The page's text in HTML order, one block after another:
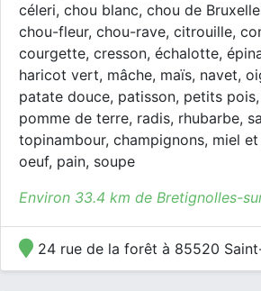
céleri, chou blanc, chou de
chou-fleur, chou-rave, citrouille,
courgette, cresson, échalotte,
haricot vert, mâche, maïs, navet,
patate douce, patisson, petits
pomme de terre, radis, rhubarbe,
topinambour, champignons, miel
oeuf, pain, soupe
Environ 33.4 km de Bretignolles-
24 rue de la forêt à 85520